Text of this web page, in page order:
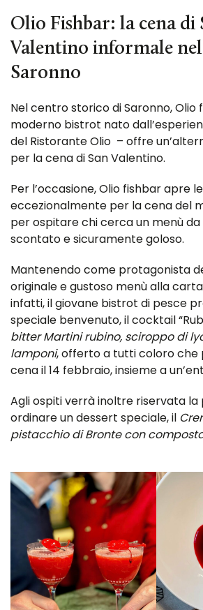
Olio Fishbar: la cena di
Valentino informale
Saronno
Nel centro storico di Saronno, Olio
moderno bistrot nato
del Ristorante Olio – offre
per la cena di San Valentino.
Per l’occasione, Olio fishbar apre
eccezionalmente per la cena del
per ospitare chi cerca un menù da
scontato e sicuramente goloso.
Mantenendo come protagonista
originale e gustoso menù alla
infatti, il giovane bistrot di pesce
speciale benvenuto, il cocktail
bitter Martini rubino, sciroppo di
lamponi, offerto a tutti coloro che
cena il 14 febbraio, insieme a
Agli ospiti verrà inoltre riservata la
ordinare un dessert speciale, il
pistacchio di Bronte con